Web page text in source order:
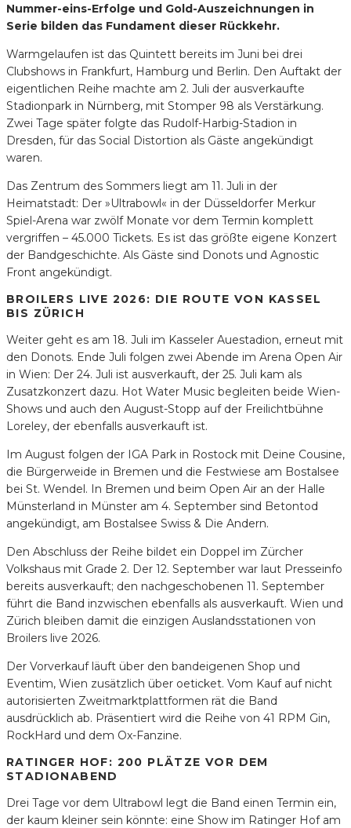
Nummer-eins-Erfolge und Gold-Auszeichnungen in
Serie bilden das Fundament dieser Rückkehr.
Warmgelaufen ist das Quintett bereits im Juni bei drei
Clubshows in Frankfurt, Hamburg und Berlin. Den Auftakt der
eigentlichen Reihe machte am 2. Juli der ausverkaufte
Stadionpark in Nürnberg, mit Stomper 98 als Verstärkung.
Zwei Tage später folgte das Rudolf-Harbig-Stadion in
Dresden, für das Social Distortion als Gäste angekündigt
waren.
Das Zentrum des Sommers liegt am 11. Juli in der
Heimatstadt: Der »Ultrabowl« in der Düsseldorfer Merkur
Spiel-Arena war zwölf Monate vor dem Termin komplett
vergriffen – 45.000 Tickets. Es ist das größte eigene Konzert
der Bandgeschichte. Als Gäste sind Donots und Agnostic
Front angekündigt.
BROILERS LIVE 2026: DIE ROUTE VON KASSEL
BIS ZÜRICH
Weiter geht es am 18. Juli im Kasseler Auestadion, erneut mit
den Donots. Ende Juli folgen zwei Abende im Arena Open Air
in Wien: Der 24. Juli ist ausverkauft, der 25. Juli kam als
Zusatzkonzert dazu. Hot Water Music begleiten beide Wien-
Shows und auch den August-Stopp auf der Freilichtbühne
Loreley, der ebenfalls ausverkauft ist.
Im August folgen der IGA Park in Rostock mit Deine Cousine,
die Bürgerweide in Bremen und die Festwiese am Bostalsee
bei St. Wendel. In Bremen und beim Open Air an der Halle
Münsterland in Münster am 4. September sind Betontod
angekündigt, am Bostalsee Swiss & Die Andern.
Den Abschluss der Reihe bildet ein Doppel im Zürcher
Volkshaus mit Grade 2. Der 12. September war laut Presseinfo
bereits ausverkauft; den nachgeschobenen 11. September
führt die Band inzwischen ebenfalls als ausverkauft. Wien und
Zürich bleiben damit die einzigen Auslandsstationen von
Broilers live 2026.
Der Vorverkauf läuft über den bandeigenen Shop und
Eventim, Wien zusätzlich über oeticket. Vom Kauf auf nicht
autorisierten Zweitmarktplattformen rät die Band
ausdrücklich ab. Präsentiert wird die Reihe von 41 RPM Gin,
RockHard und dem Ox-Fanzine.
RATINGER HOF: 200 PLÄTZE VOR DEM
STADIONABEND
Drei Tage vor dem Ultrabowl legt die Band einen Termin ein,
der kaum kleiner sein könnte: eine Show im Ratinger Hof am